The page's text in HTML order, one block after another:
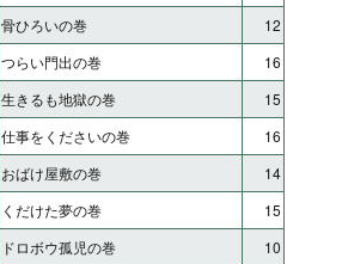
骨ひろいの巻
12
つらい門出の巻
16
生きるも地獄の巻
15
仕事をくださいの巻
16
おばけ屋敷の巻
14
くだけた夢の巻
15
ドロボウ孤児の巻
10